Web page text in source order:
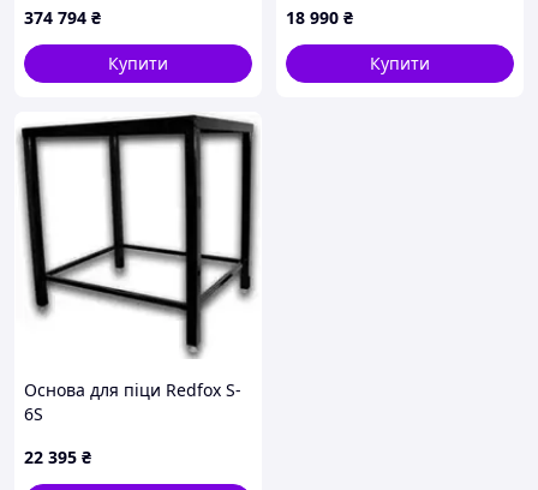
374 794 ₴
Купити
18 990 ₴
Купити
Основа для піци Redfox S-
6S
22 395 ₴